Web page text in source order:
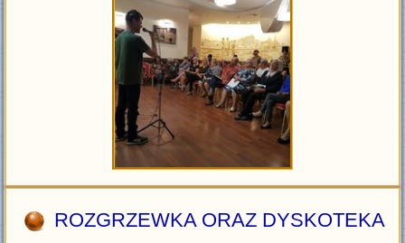
ROZGRZEWKA ORAZ DYSKOTEKA